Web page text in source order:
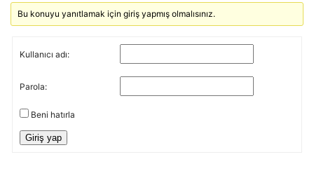
Bu konuyu yanıtlamak için giriş yapmış olmalısınız.
Kullanıcı adı:
Parola:
Beni hatırla
Giriş yap